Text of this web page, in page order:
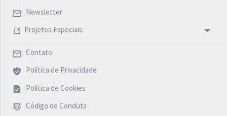
Newsletter
Projetos Especiais
Contato
Política de Privacidade
Política de Cookies
Código de Conduta